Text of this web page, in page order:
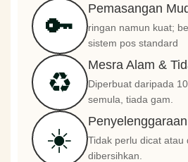
🔑
Pemasangan
ringan namun kuat;
sistem pos standard
♻️
Mesra Alam &
Diperbuat daripada
semula, tiada gam.
☀️
Tidak perlu dicat atau
dibersihkan.